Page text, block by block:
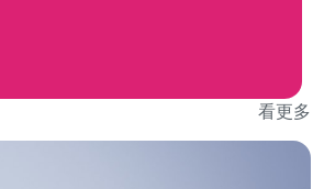
看更多